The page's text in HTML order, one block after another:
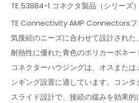
TE 53884-1 コネクタ製品（シリーズ
TE Connectivity AMP Connectorsフ
気接続のニーズに合わせて設計され
耐熱性に優れた青色のポリカーボネ
コネクターハウジングは、オスまた
ンギング設置に適しています。コン
スライド設計で、接続の緩みを効果